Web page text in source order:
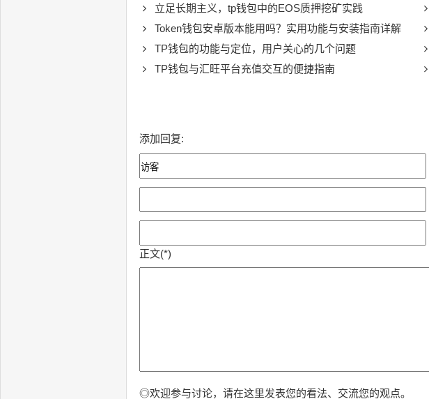
立足长期主义，tp钱包中的EOS质押挖矿实践
Token钱包安卓版本能用吗？实用功能与安装指南详解
TP钱包的功能与定位，用户关心的几个问题
TP钱包与汇旺平台充值交互的便捷指南
添加回复:
正文(*)
◎欢迎参与讨论，请在这里发表您的看法、交流您的观点。